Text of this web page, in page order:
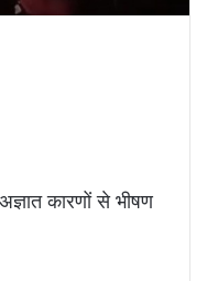
कारणों से भीषण